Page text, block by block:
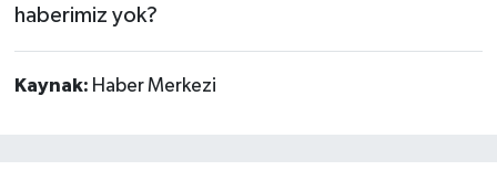
haberimiz yok?
Kaynak: Haber Merkezi